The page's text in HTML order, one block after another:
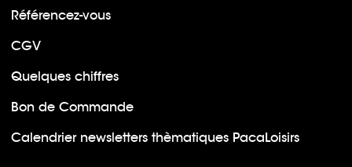
Référencez-vous
CGV
Quelques chiffres
Bon de Commande
Calendrier newsletters thèmatiques PacaLoisirs